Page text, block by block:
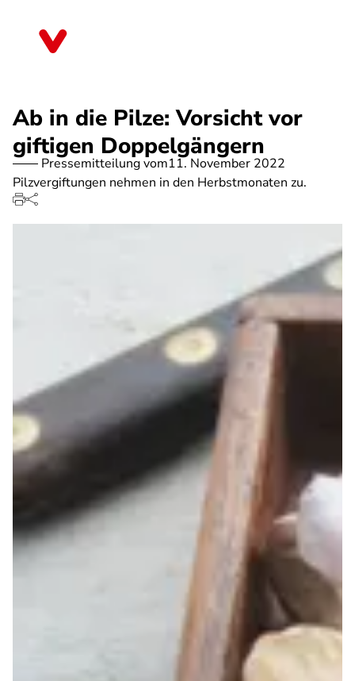
Ab in die Pilze: Vorsicht vor
giftigen Doppelgängern
Pressemitteilung vom11. November 2022
Pilzvergiftungen nehmen in den Herbstmonaten zu.